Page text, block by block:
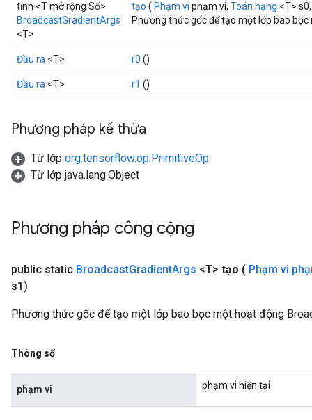
tĩnh <T mở rộng Số>
BroadcastGradientArgs
<T>
tạo ( Phạm vi phạm vi, Toán hạng <T>
Phương thức gốc để tạo một lớp bao
Đầu ra <T> r0 ()
Đầu ra <T> r1 ()
Phương pháp kế thừa
Từ lớp org.tensorflow.op.PrimitiveOp
Từ lớp java.lang.Object
Phương pháp công cộng
public static BroadcastGradientArgs <T> tạo ( Phạm vi
s1)
Phương thức gốc để tạo một lớp bao bọc một hoạt động
Thông số
phạm vi phạm vi hiện tại